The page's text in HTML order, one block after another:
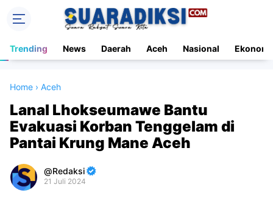
Trending News Daerah Aceh Nasional Ekonomi
Home › Aceh
Lanal Lhokseumawe Bantu
Evakuasi Korban Tenggelam di
Pantai Krung Mane Aceh
Redaksi
21 Juli 2024